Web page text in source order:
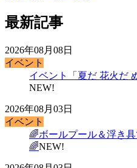
最新記事
2026年08月08日
イベント
イベント「夏だ 花火だ
NEW!
2026年08月03日
イベント
🌈ボールプール＆浮き
🌈NEW!